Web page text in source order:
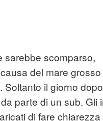
sarebbe scomparso,
del mare
Soltanto il giorno
parte di un sub. Gli
di fare chiarezza